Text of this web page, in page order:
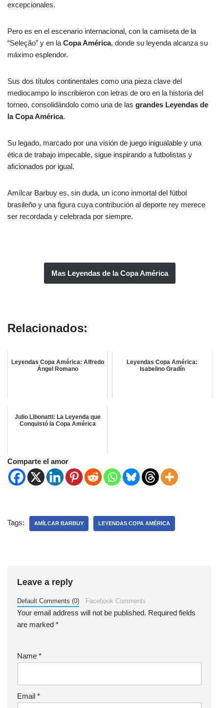
excepcionales.
Pero es en el escenario internacional, con la camiseta de la
“Seleção” y en la Copa América, donde su leyenda alcanza su
máximo esplendor.
Sus dos títulos continentales como una pieza clave del
mediocampo lo inscribieron con letras de oro en la historia del
torneo, consolidándolo como una de las grandes Leyendas de
la Copa América.
Su legado, marcado por una visión de juego inigualable y una
ética de trabajo impecable, sigue inspirando a futbolistas y
aficionados por igual.
Amílcar Barbuy es, sin duda, un ícono inmortal del fútbol
brasileño y una figura cuya contribución al deporte rey merece
ser recordada y celebrada por siempre.
Mas Leyendas de la Copa América
Relacionados:
Leyendas Copa América: Alfredo
Ángel Romano
Leyendas Copa América:
Isabelino Gradín
Julio Libonatti: La Leyenda que
Conquistó la Copa América
Comparte el amor
Tags: AMÍLCAR BARBUY LEYENDAS COPA AMÉRICA
Leave a reply
Default Comments (0) Facebook Comments
Your email address will not be published. Required fields
are marked *
Name *
Email *